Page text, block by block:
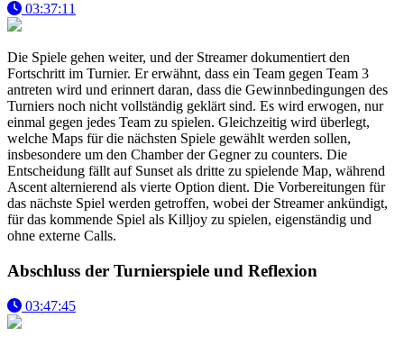
03:37:11
Die Spiele gehen weiter, und der Streamer dokumentiert den
Fortschritt im Turnier. Er erwähnt, dass ein Team gegen Team 3
antreten wird und erinnert daran, dass die Gewinnbedingungen des
Turniers noch nicht vollständig geklärt sind. Es wird erwogen, nur
einmal gegen jedes Team zu spielen. Gleichzeitig wird überlegt,
welche Maps für die nächsten Spiele gewählt werden sollen,
insbesondere um den Chamber der Gegner zu counters. Die
Entscheidung fällt auf Sunset als dritte zu spielende Map, während
Ascent alternierend als vierte Option dient. Die Vorbereitungen für
das nächste Spiel werden getroffen, wobei der Streamer ankündigt,
für das kommende Spiel als Killjoy zu spielen, eigenständig und
ohne externe Calls.
Abschluss der Turnierspiele und Reflexion
03:47:45